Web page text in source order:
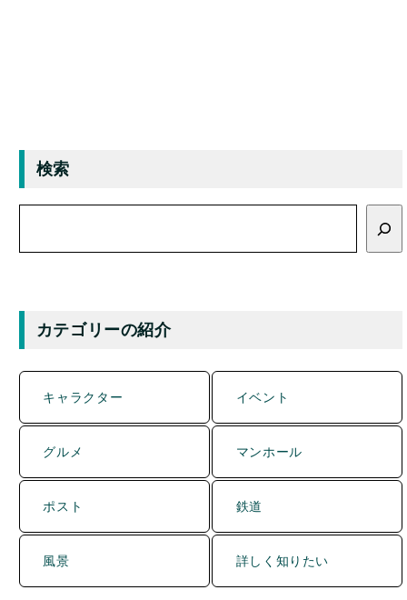
検索
カテゴリーの紹介
キャラクター イベント
グルメ マンホール
ポスト 鉄道
風景 詳しく知りたい